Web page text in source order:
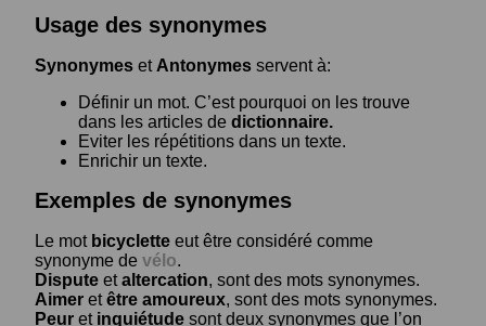
Usage des synonymes
Synonymes et Antonymes servent à:
Définir un mot. C’est pourquoi on les trouve
dans les articles de dictionnaire.
Eviter les répétitions dans un texte.
Enrichir un texte.
Exemples de synonymes
Le mot bicyclette eut être considéré comme
synonyme de vélo.
Dispute etaltercation, sont des mots synonymes.
Aimer etêtre amoureux, sont des mots synonymes.
Peur et inquiétude sont deux synonymes que l’on